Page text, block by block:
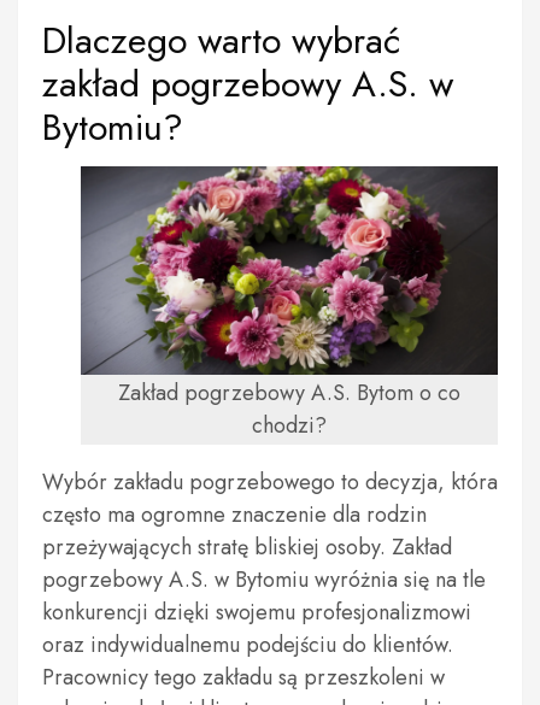
Dlaczego warto wybrać
zakład pogrzebowy A.S. w
Bytomiu?
Zakład pogrzebowy A.S. Bytom o co
chodzi?
Wybór zakładu pogrzebowego to decyzja, która
często ma ogromne znaczenie dla rodzin
przeżywających stratę bliskiej osoby. Zakład
pogrzebowy A.S. w Bytomiu wyróżnia się na tle
konkurencji dzięki swojemu profesjonalizmowi
oraz indywidualnemu podejściu do klientów.
Pracownicy tego zakładu są przeszkoleni w